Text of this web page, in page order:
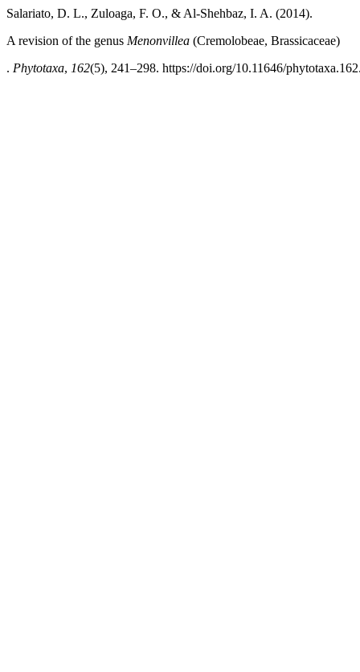
Salariato, D. L., Zuloaga, F. O., & Al-Shehbaz, I. A. (2014).
A revision of the genus Menonvillea (Cremolobeae, Brassicaceae)
. Phytotaxa, 162(5), 241–298. https://doi.org/10.11646/